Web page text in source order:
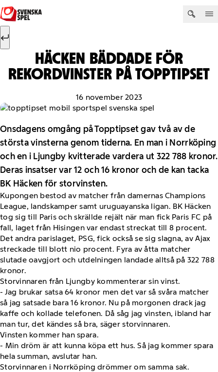
Hoppa till innehåll
Sök efter:
HÄCKEN BÄDDADE FÖR
REKORDVINSTER PÅ TOPPTIPSET
16 november 2023
Onsdagens omgång på Topptipset gav två av de
största vinsterna genom tiderna. En man i Norrköping
och en i Ljungby kvitterade vardera ut 322 788 kronor.
Deras insatser var 12 och 16 kronor och de kan tacka
BK Häcken för storvinsten.
Kupongen bestod av matcher från damernas Champions
League, landskamper samt uruguayanska ligan. BK Häcken
tog sig till Paris och skrällde rejält när man fick Paris FC på
fall, laget från Hisingen var endast streckat till 8 procent.
Det andra parislaget, PSG, fick också se sig slagna, av Ajax
streckade till blott nio procent. Fyra av åtta matcher
slutade oavgjort och utdelningen landade alltså på 322 788
kronor.
Storvinnaren från Ljungby kommenterar sin vinst.
- Jag brukar satsa 64 kronor men det var så svåra matcher
så jag satsade bara 16 kronor. Nu på morgonen drack jag
kaffe och kollade telefonen. Då såg jag vinsten, ibland har
man tur, det kändes så bra, säger storvinnaren.
Vinsten kommer han spara.
- Min dröm är att kunna köpa ett hus. Så jag kommer spara
hela summan, avslutar han.
Storvinnaren i Norrköping drömmer om samma sak.